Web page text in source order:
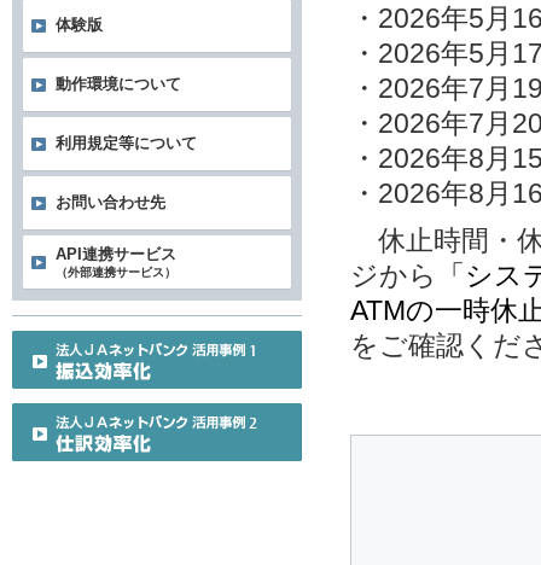
・2026年5月
・2026年5月
・2026年7月
・2026年7月
・2026年8月
・2026年8月
休止時間・
ジから
「シ
ATMの一時休
をご確認くだ
体験版
動作環境について
利用規定等について
お問い合わせ先
API連携サービス
（外部連携サービス）